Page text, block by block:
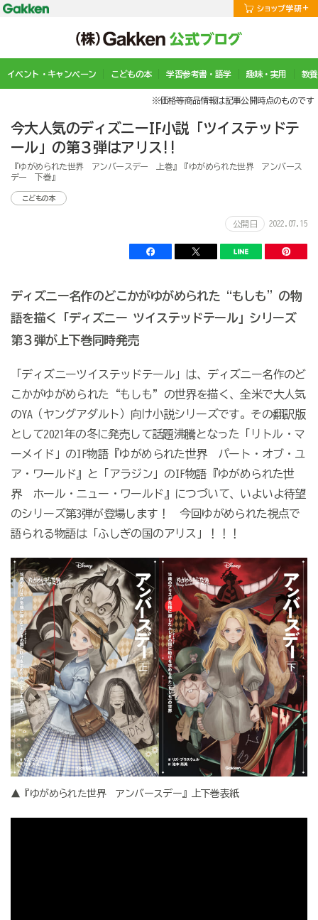
イベント・キャンペーン こどもの本 学習参考書・語学 趣味・実用 教
※価格等商品情報は記事公開時点のものです
今大人気のディズニーIF小説「ツイステッドテ
ール」の第３弾はアリス!!
『ゆがめられた世界 アンバースデー 上巻』『ゆがめられた世界 アンバース
デー 下巻』
こどもの本
公開日 2022.07.15
ディズニー名作のどこかがゆがめられた“もしも”の物
語を描く「ディズニー ツイステッドテール」シリーズ
第３弾が上下巻同時発売
「ディズニーツイステッドテール」は、ディズニー名作のど
こかがゆがめられた“もしも”の世界を描く、全米で大人気
のYA（ヤングアダルト）向け小説シリーズです。その翻訳版
として2021年の冬に発売して話題沸騰となった「リトル・マ
ーメイド」のIF物語『ゆがめられた世界 パート・オブ・ユ
ア・ワールド』と「アラジン」のIF物語『ゆがめられた世
界 ホール・ニュー・ワールド』につづいて、いよいよ待望
のシリーズ第3弾が登場します！ 今回ゆがめられた視点で
語られる物語は「ふしぎの国のアリス」！！！
▲『ゆがめられた世界 アンバースデー』上下巻表紙